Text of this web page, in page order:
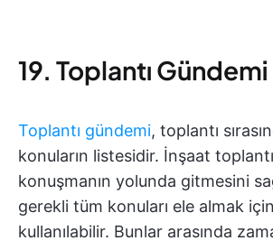
19. Toplantı Gündemi
Toplantı gündemi, toplantı
konuların listesidir. İnşaat
konuşmanın yolunda gitmesini
gerekli tüm konuları ele almak
kullanılabilir. Bunlar arasında